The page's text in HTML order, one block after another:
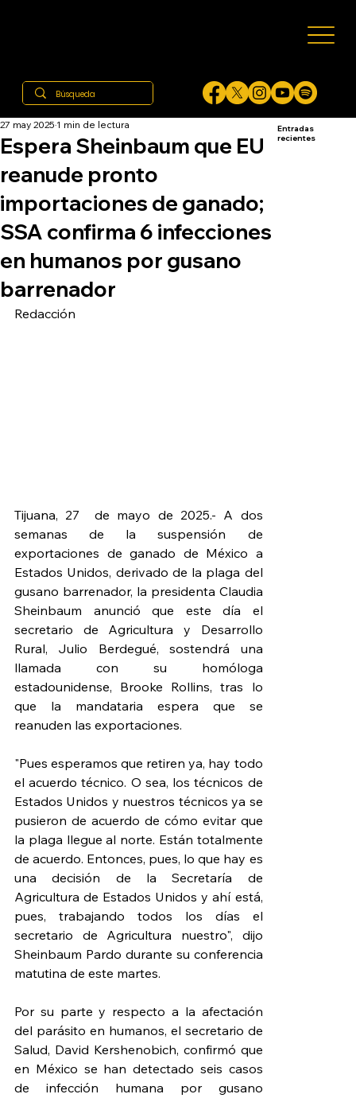
Espera Sheinbaum que EU
reanude pronto
importaciones de ganado;
SSA confirma 6 infecciones
en humanos por gusano
barrenador
27 may 2025 1 min de lectura
Redacción
Tijuana, 27  de mayo de 2025.- A dos
semanas de la suspensión de
exportaciones de ganado de México a
Estados Unidos, derivado de la plaga del
gusano barrenador, la presidenta Claudia
Sheinbaum anunció que este día el
secretario de Agricultura y Desarrollo
Rural, Julio Berdegué, sostendrá una
llamada con su homóloga
estadounidense, Brooke Rollins, tras lo
que la mandataria espera que se
reanuden las exportaciones.
"Pues esperamos que retiren ya, hay todo
el acuerdo técnico. O sea, los técnicos de
Estados Unidos y nuestros técnicos ya se
pusieron de acuerdo de cómo evitar que
la plaga llegue al norte. Están totalmente
de acuerdo. Entonces, pues, lo que hay es
una decisión de la Secretaría de
Agricultura de Estados Unidos y ahí está,
pues, trabajando todos los días el
secretario de Agricultura nuestro", dijo
Sheinbaum Pardo durante su conferencia
matutina de este martes.
Por su parte y respecto a la afectación
del parásito en humanos, el secretario de
Salud, David Kershenobich, confirmó que
en México se han detectado seis casos
de infección humana por gusano
Entradas
recientes